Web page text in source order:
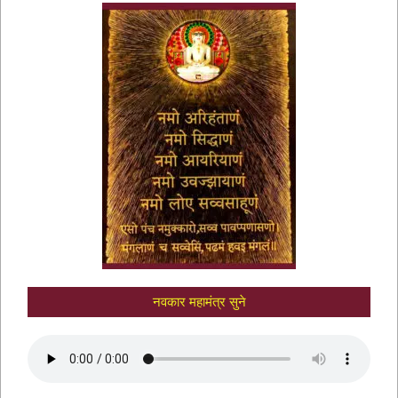
नवकार मंत्र में णमो अरिहंताणं
नवकार महामंत्र सुने